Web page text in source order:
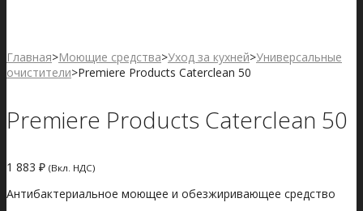
Главная>Моющие средства>Уход за кухней>Универсальные
очистители>Premiere Products Caterclean 50
Premiere Products Caterclean 50
1 883 ₽ (Вкл. НДС)
Антибактериальное моющее и обезжиривающее средство